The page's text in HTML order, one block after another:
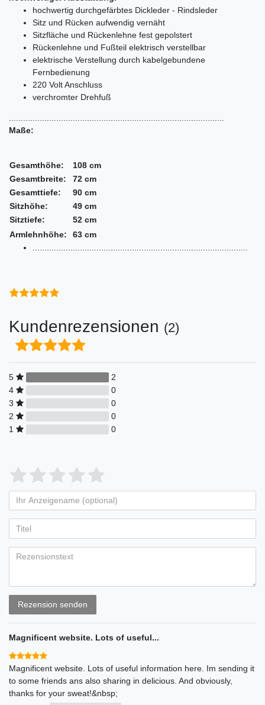
hochwertig durchgefärbtes Dickleder - Rindsleder
Sitz und Rücken aufwendig vernäht
Sitzfläche und Rückenlehne fest gepolstert
Rückenlehne und Fußteil elektrisch verstellbar
elektrische Verstellung durch kabelgebundene
Fernbedienung
220 Volt Anschluss
verchromter Drehfuß
Maße:
Gesamthöhe:
108 cm
Gesamtbreite:
72 cm
Gesamttiefe:
90 cm
Sitzhöhe:
49 cm
Sitztiefe:
52 cm
Armlehnhöhe:
63 cm
Kundenrezensionen (2)
5
2
4
0
3
0
2
0
1
0
Bewertungssterne
von
5
Bewertungssternen
4
von
5
Bewertungssternen
3
von
5
Bewertungssternen
2
von
5
Bewertungssternen
1
von
5
Bewertungssternen
Anzeigename
(optional)
Rezension senden
Magnificent website. Lots of useful...
Magnificent website. Lots of useful information here. Im sending it
to some friends ans also sharing in delicious. And obviously,
thanks for your sweat!&nbsp;